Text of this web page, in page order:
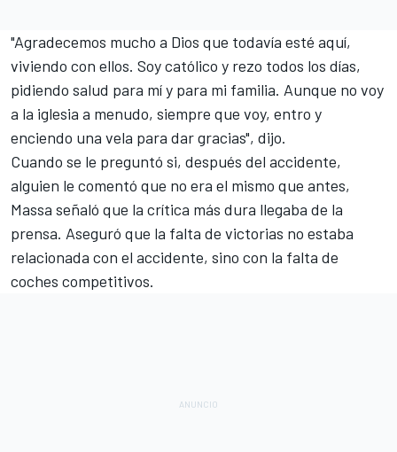
"Agradecemos mucho a Dios que todavía esté aquí,
viviendo con ellos. Soy católico y rezo todos los días,
pidiendo salud para mí y para mi familia. Aunque no voy
a la iglesia a menudo, siempre que voy, entro y
enciendo una vela para dar gracias", dijo.
Cuando se le preguntó si, después del accidente,
alguien le comentó que no era el mismo que antes,
Massa señaló que la crítica más dura llegaba de la
prensa. Aseguró que la falta de victorias no estaba
relacionada con el accidente, sino con la falta de
coches competitivos.